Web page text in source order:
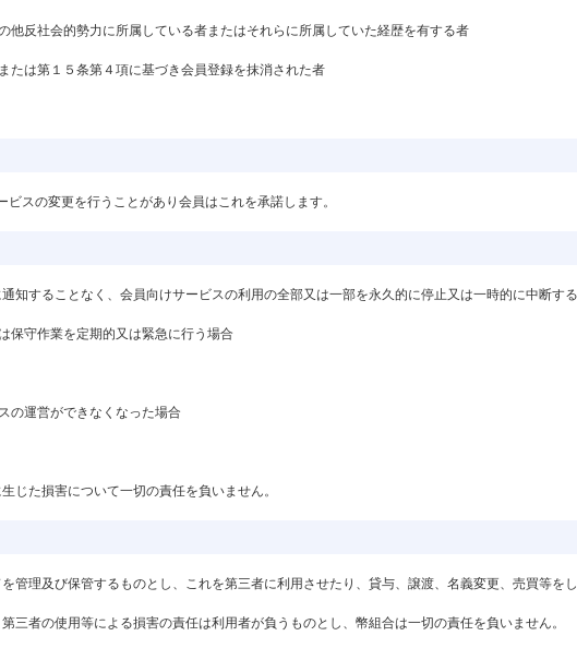
反社会的勢力に所属している者またはそれらに所属していた経歴を有する者
たは第１５条第４項に基づき会員登録を抹消された者
スの変更を行うことがあり会員はこれを承諾します。
知することなく、会員向けサービスの利用の全部又は一部を永久的に停止又は一時的に中断す
保守作業を定期的又は緊急に行う場合
の運営ができなくなった場合
じた損害について一切の責任を負いません。
管理及び保管するものとし、これを第三者に利用させたり、貸与、譲渡、名義変更、売買等を
三者の使用等による損害の責任は利用者が負うものとし、幣組合は一切の責任を負いません。